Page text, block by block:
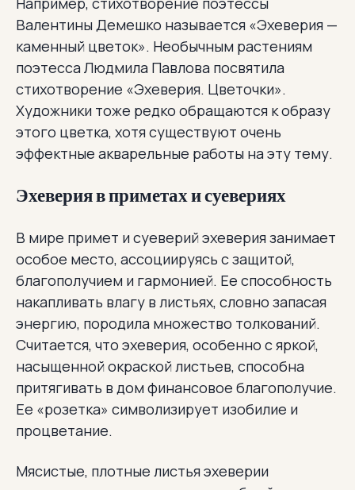
Валентины Демешко называется «Эхеверия —
каменный цветок». Необычным растениям
поэтесса Людмила Павлова посвятила
стихотворение «Эхеверия. Цветочки».
Художники тоже редко обращаются к образу
этого цветка, хотя существуют очень
эффектные акварельные работы на эту тему.
Эхеверия в приметах и суевериях
В мире примет и суеверий эхеверия занимает
особое место, ассоциируясь с защитой,
благополучием и гармонией. Ее способность
накапливать влагу в листьях, словно запасая
энергию, породила множество толкований.
Считается, что эхеверия, особенно с яркой,
насыщенной окраской листьев, способна
притягивать в дом финансовое благополучие.
Ее «розетка» символизирует изобилие и
процветание.
Мясистые, плотные листья эхеверии